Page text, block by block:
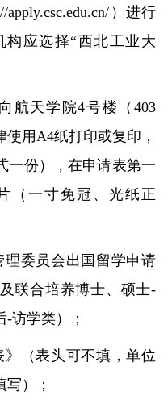
apply.csc.edu.cn/ ）进行
构应选择“西北工业大
航天学院4号楼（403
用A4纸打印或复印，
一份），在申请表第一
（一寸免冠、光纸正
理委员会出国留学申请
联合培养博士、硕士-
访学类）；
》（表头可不填，单位
）；